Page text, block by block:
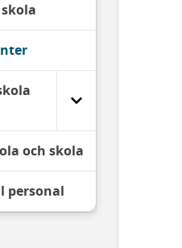
och skola
personal